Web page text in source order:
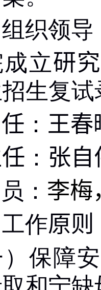
织领导
立研
生复
： 王春
： 张
员： 李梅
作原则
）保障